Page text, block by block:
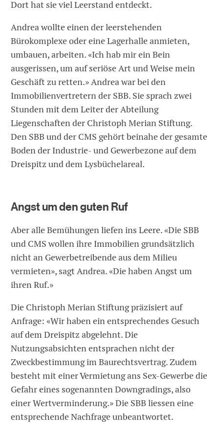
Dort hat sie viel Leerstand entdeckt.
Andrea wollte einen der leerstehenden
Bürokomplexe oder eine Lagerhalle anmieten,
umbauen, arbeiten. «Ich hab mir ein Bein
ausgerissen, um auf seriöse Art und Weise mein
Geschäft zu retten.» Andrea war bei den
Immobilienvertretern der SBB. Sie sprach zwei
Stunden mit dem Leiter der Abteilung
Liegenschaften der Christoph Merian Stiftung.
Den SBB und der CMS gehört beinahe der gesamte
Boden der Industrie- und Gewerbezone auf dem
Dreispitz und dem Lysbüchelareal.
Angst um den guten Ruf
Aber alle Bemühungen liefen ins Leere. «Die SBB
und CMS wollen ihre Immobilien grundsätzlich
nicht an Gewerbetreibende aus dem Milieu
vermieten», sagt Andrea. «Die haben Angst um
ihren Ruf.»
Die Christoph Merian Stiftung präzisiert auf
Anfrage: «Wir haben ein entsprechendes Gesuch
auf dem Dreispitz abgelehnt. Die
Nutzungsabsichten entsprachen nicht der
Zweckbestimmung im Baurechtsvertrag. Zudem
besteht mit einer Vermietung ans Sex-Gewerbe die
Gefahr eines sogenannten Downgradings, also
einer Wertverminderung.» Die SBB liessen eine
entsprechende Nachfrage unbeantwortet.